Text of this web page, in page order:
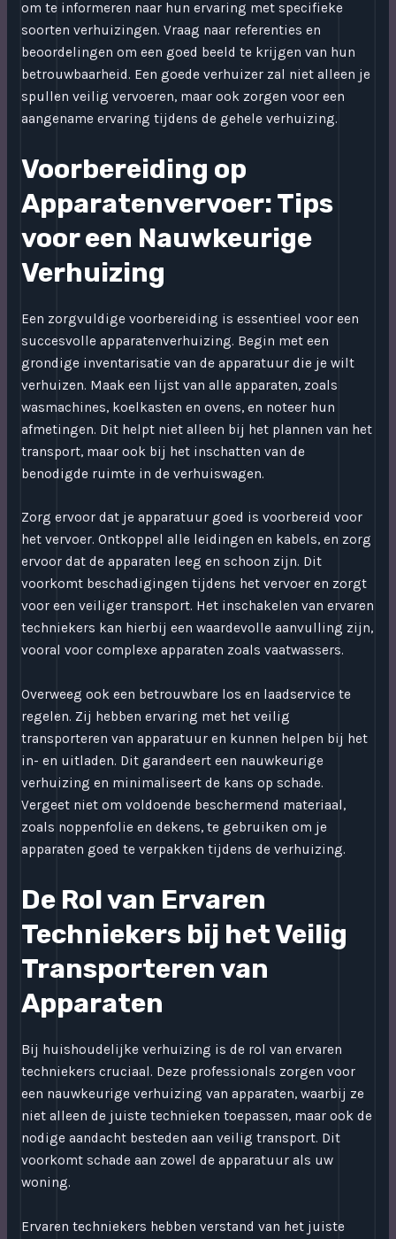
om te informeren naar hun ervaring met specifieke
soorten verhuizingen. Vraag naar referenties en
beoordelingen om een goed beeld te krijgen van hun
betrouwbaarheid. Een goede verhuizer zal niet alleen je
spullen veilig vervoeren, maar ook zorgen voor een
aangename ervaring tijdens de gehele verhuizing.
Voorbereiding op
Apparatenvervoer: Tips
voor een Nauwkeurige
Verhuizing
Een zorgvuldige voorbereiding is essentieel voor een
succesvolle apparatenverhuizing. Begin met een
grondige inventarisatie van de apparatuur die je wilt
verhuizen. Maak een lijst van alle apparaten, zoals
wasmachines, koelkasten en ovens, en noteer hun
afmetingen. Dit helpt niet alleen bij het plannen van het
transport, maar ook bij het inschatten van de
benodigde ruimte in de verhuiswagen.
Zorg ervoor dat je apparatuur goed is voorbereid voor
het vervoer. Ontkoppel alle leidingen en kabels, en zorg
ervoor dat de apparaten leeg en schoon zijn. Dit
voorkomt beschadigingen tijdens het vervoer en zorgt
voor een veiliger transport. Het inschakelen van ervaren
techniekers kan hierbij een waardevolle aanvulling zijn,
vooral voor complexe apparaten zoals vaatwassers.
Overweeg ook een betrouwbare los en laadservice te
regelen. Zij hebben ervaring met het veilig
transporteren van apparatuur en kunnen helpen bij het
in- en uitladen. Dit garandeert een nauwkeurige
verhuizing en minimaliseert de kans op schade.
Vergeet niet om voldoende beschermend materiaal,
zoals noppenfolie en dekens, te gebruiken om je
apparaten goed te verpakken tijdens de verhuizing.
De Rol van Ervaren
Techniekers bij het Veilig
Transporteren van
Apparaten
Bij huishoudelijke verhuizing is de rol van ervaren
techniekers cruciaal. Deze professionals zorgen voor
een nauwkeurige verhuizing van apparaten, waarbij ze
niet alleen de juiste technieken toepassen, maar ook de
nodige aandacht besteden aan veilig transport. Dit
voorkomt schade aan zowel de apparatuur als uw
woning.
Ervaren techniekers hebben verstand van het juiste